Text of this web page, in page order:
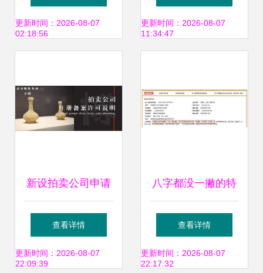
含文物拍卖与拍卖
更新时间：2026-08-07
02:18:56
项，政企客户突破
展拍卖业务
更新时间：2026-08-07
11:34:47
新设拍卖公司申请
拍卖资质与业务运
营全指南
查看详情
更新时间：2026-08-07
22:09:39
八字都没一撇的特
斯拉落户，不值得
玩命的吹捧
查看详情
更新时间：2026-08-07
22:17:32